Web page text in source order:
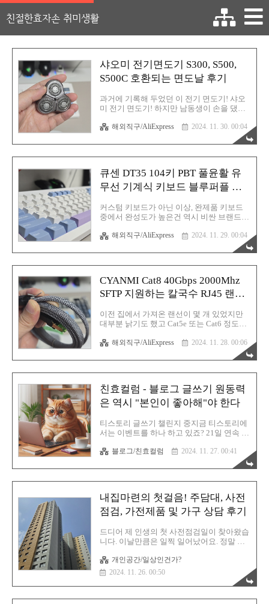
친절한효자손 취미생활
샤오미 전기면도기 S300, S500,
S500C 호환되는 면도날 후기
과거에 기록해 두었던 이 전기 면도기! 샤오
미 전기 면도기! 하지만 남동생이 손을 댔다
진 녀석! 그럼에도 불구하고 녀석은 반성하
지 않습니다. 어쩌겠습니까? 하나뿐인 사랑
하는 가족이며 남동생인 거슬~ 그냥 받아들
여야죠. 샤오미 전기면도기 MJTXD01SKS 사
용 후기동생이 전기면도기 하나 추천좀 해달
라고 해서, 설마... 샤오미에서 전기면도기가
나올까 싶었는데, 맙소사! 정말 이 회사는 사
람 빼고는 다 만들 생각인 것 같습니다. 샤오
미에서도 모델명
MJTXD0rgy0409.tistory.com이 제품입니다.
면도기 절삭력은 정말 우수하단 말이죠? 녀
석이 날을 박살내놓고 한동안 방치되어 있다
가 이사하면서 이 녀석의 ..
해외직구/AliExpress 2024. 11. 30. 00:04
큐센 DT35 104키 PBT 풀윤활 유
무선 기계식 키보드 블루퍼플 오
커스텀 키보드가 아닌 이상, 완제품 키보드
중에서 완성도가 높은건 역시 비싼 브랜드의
인 취향의 영역이기에 완전 100% 정답은 없
습니다. 오늘 소개해드릴 키보드도 마찬가지
죠. 저는 알리에서 이런 저런 키보드를 많이
구매해 보았고 지금까지 그럭저럭 만족스럽
게 사용해 왔습니다. 하지만 이번에 큐센
DT35 풀윤활 기계식 키보드를 사용해보니
역시 큐센이구나 싶었죠. 큐센은 꽤 오래전
도 많이 유명합니다. 저가형 멤브레인 키보
드도 사용해 봤었고요. 이번에 오테뮤 저소
길래 조금 기대했는데 이거이거~ 생각보다
기대 이상입니다. 저는 기계식 키보드 스위
치 중 리니어 타입을 선호합니다. 클릭음이..
해외직구/AliExpress 2024. 11. 29. 00:04
CYANMI Cat8 40Gbps 2000Mhz
SFTP 지원하는 칼국수 RJ45 랜케
이전 집에서 가져온 랜선이 몇 개 있었지만
대부분 낡기도 했고 Cat5e 또는 Cat6 정도의
기로 결심했습니다. 새 집이니까 랜케이블도
새걸로 준비하면 왠지 기분전환도 되고 컴퓨
터가 좋아할 것(?) 같았기 때문이죠. 이렇게
해서 새로 장만한 CYANMI 사의 RJ45 인터
지 속도를 지원하는 랜케이블이기에 최대 데
이터 전송 속도는 무려 40Gbps를 자랑합니
다. 물론 현재 한국의 통신사 최대 속도는
5Gbps를 겨우 웃도는 속도기에 사실 CAT8
등급은 너무 과분하긴 합니다. 그래도 뭔가
능력 좋은 랜선을 사용하면 속도까지 올라갈
것 같은 착각을 하잖아요? 그 착각은 사용자
를 그냥 행복하게 만들고요. 게다가 이 제품!
가..
해외직구/AliExpress 2024. 11. 28. 00:06
친효컬럼 - 블로그 글쓰기 원동력
은 역시 "본인이 좋아해"야 한다
티스토리 글쓰기 챌린지 중지금 티스토리에
서는 이벤트를 하나 하고 있죠? 21일 연속 글
챌린지에 잘 참여하고 계신가요? 현재 저는
아~주 문제없이 하루 최소 한 개의 글을 꾸준
히 올리고 있습니다. 챌린지 이전부터 저는
뭐 늘 1일 최소 1 글을 실천 중이었고 하루도
몸에 배어버렸기 때문에 이번 티스토리 챌린
지는 솔직히 식은 죽 먹기보다도 쉽군요. 사
실 더 쉬울뻔했는데 이번 챌린지에는 이 두
개의 글은 제외가 된다는 내용이 있어서 좀
아쉬웠습니다. 1. 예약글2. 수익성 광고글 (커
미션 링크가 포함된 글) 1번의 경우에는 확실
하게 챌린지 참여가 불가능하고 2번은 챌린
지 글로 등록은 할 수 있는데 차후에 이벤트
에 당첨되도 캔슬될..
블로그/친효컬럼 2024. 11. 27. 00:41
내집마련의 첫걸음! 주담대, 사전
점검, 가전제품 및 가구 상담 후기
드디어 제 인생의 첫 사전점검일이 찾아왔습
니다. 이날만큼은 일찍 일어났어요. 정말 설
겪게 되는 건 신기하면서도 무섭기도 하지만
기대도 되는군요. 차를 타고 바로 사전점검
행사장으로 도착! 역시 대규모 단지답게 평
일임에도 불구하고 방문자가 많았습니다. 현
장에 도착하니 그제야 내 집마련의 시작임이
개인공간/일상인건가?
2024. 11. 26. 00:50